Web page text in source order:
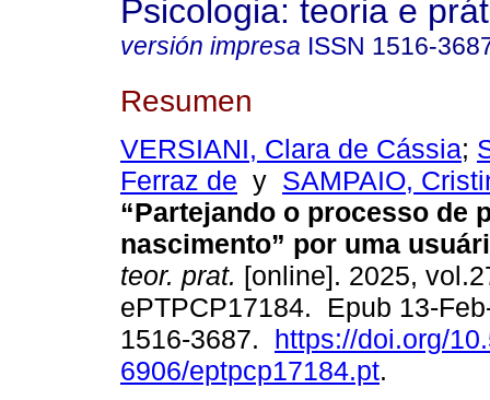
Psicologia: teoria e
versión impresa ISSN 1516-
Resumen
VERSIANI, Clara de Cássia;
Ferraz de y SAMPAIO,
“Partejando o processo de
nascimento” por uma
teor. prat. [online]. 2025,
ePTPCP17184. Epub 13-
1516-3687. https://doi.org/
6906/eptpcp17184.pt.